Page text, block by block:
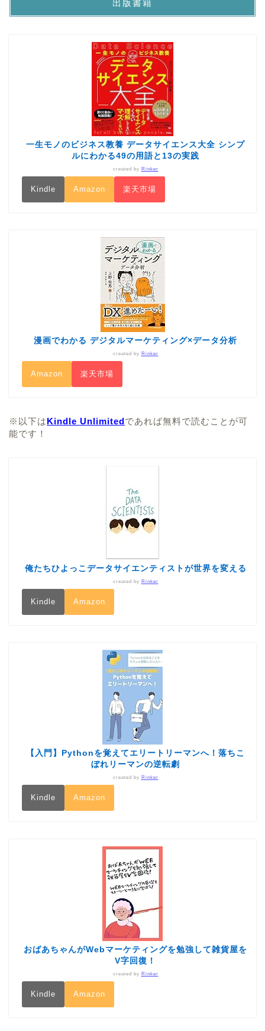
出版書籍
一生モノのビジネス教養 データサイエンス大全 シンプ
ルにわかる49の用語と13の実践
created by Rinker
Kindle Amazon 楽天市場
漫画でわかる デジタルマーケティング×データ分析
created by Rinker
Amazon 楽天市場
※以下はKindle Unlimitedであれば無料で読むことが可
能です！
俺たちひよっこデータサイエンティストが世界を変える
created by Rinker
Kindle Amazon
【入門】Pythonを覚えてエリートリーマンへ！落ちこ
ぼれリーマンの逆転劇
created by Rinker
Kindle Amazon
おばあちゃんがWebマーケティングを勉強して雑貨屋を
V字回復！
created by Rinker
Kindle Amazon